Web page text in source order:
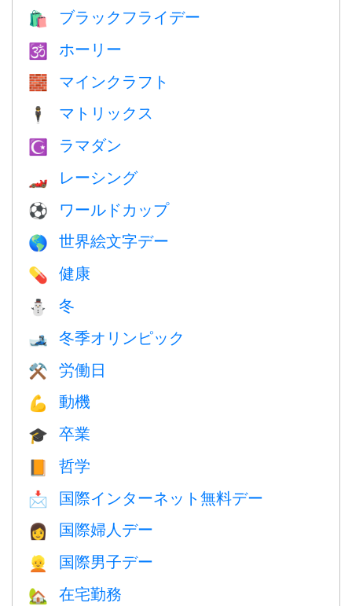
🛍 ブラックフライデー
🕉 ホーリー
🧱 マインクラフト
🕴️ マトリックス
☪️ ラマダン
🏎 レーシング
⚽ ワールドカップ
🌎 世界絵文字デー
💊 健康
⛄ 冬
🎿 冬季オリンピック
⚒️ 労働日
💪 動機
🎓 卒業
📙 哲学
📩 国際インターネット無料デー
👩 国際婦人デー
👱 国際男子デー
🏡 在宅勤務